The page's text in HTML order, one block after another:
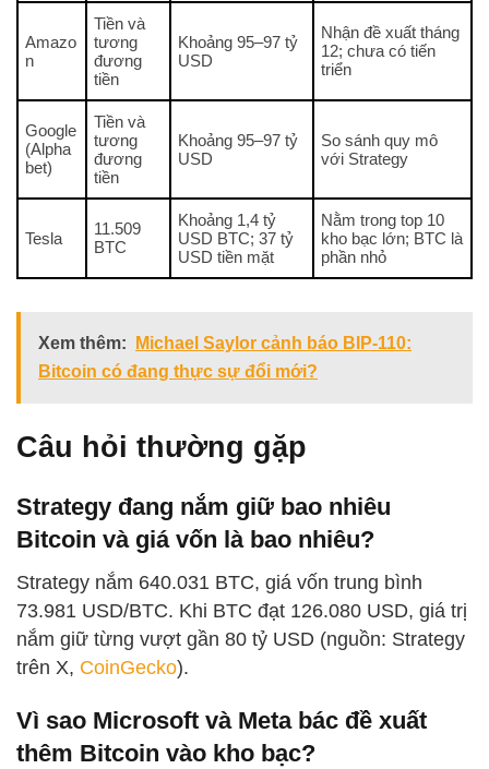
Amazo
n
Tiền và
tương
đương
tiền
Khoảng 95–97 tỷ
USD
Nhận đề xuất tháng
12; chưa có tiến
triển
Google
(Alpha
bet)
Tiền và
tương
đương
tiền
Khoảng 95–97 tỷ
USD
So sánh quy mô
với Strategy
Tesla
11.509
BTC
Khoảng 1,4 tỷ
USD BTC; 37 tỷ
USD tiền mặt
Nằm trong top 10
kho bạc lớn; BTC là
phần nhỏ
Xem thêm:
Michael Saylor cảnh báo BIP-110:
Bitcoin có đang thực sự đổi mới?
Câu hỏi thường gặp
Strategy đang nắm giữ bao nhiêu
Bitcoin và giá vốn là bao nhiêu?
Strategy nắm 640.031 BTC, giá vốn trung bình
73.981 USD/BTC. Khi BTC đạt 126.080 USD, giá trị
nắm giữ từng vượt gần 80 tỷ USD (nguồn: Strategy
trên X, CoinGecko).
Vì sao Microsoft và Meta bác đề xuất
thêm Bitcoin vào kho bạc?